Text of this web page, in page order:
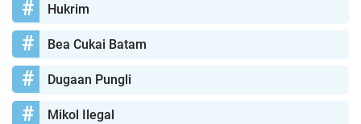
Hukrim
Bea Cukai Batam
Dugaan Pungli
Mikol Ilegal